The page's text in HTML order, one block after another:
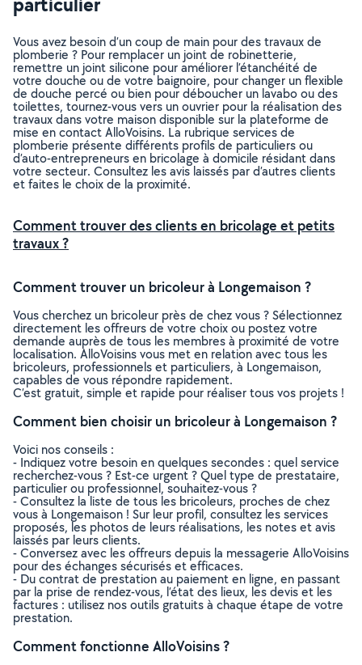
Vous avez besoin d’un coup de main pour des travaux de
plomberie ? Pour remplacer un joint de robinetterie,
remettre un joint silicone pour améliorer l’étanchéité de
votre douche ou de votre baignoire, pour changer un flexible
de douche percé ou bien pour déboucher un lavabo ou des
toilettes, tournez-vous vers un ouvrier pour la réalisation des
travaux dans votre maison disponible sur la plateforme de
mise en contact AlloVoisins. La rubrique services de
plomberie présente différents profils de particuliers ou
d’auto-entrepreneurs en bricolage à domicile résidant dans
votre secteur. Consultez les avis laissés par d’autres clients
et faites le choix de la proximité.
Comment trouver des clients en bricolage et petits
travaux ?
Comment trouver un bricoleur à Longemaison ?
Vous cherchez un bricoleur près de chez vous ? Sélectionnez
directement les offreurs de votre choix ou postez votre
demande auprès de tous les membres à proximité de votre
localisation. AlloVoisins vous met en relation avec tous les
bricoleurs, professionnels et particuliers, à Longemaison,
capables de vous répondre rapidement.
C’est gratuit, simple et rapide pour réaliser tous vos projets !
Comment bien choisir un bricoleur à Longemaison ?
Voici nos conseils :
- Indiquez votre besoin en quelques secondes : quel service
recherchez-vous ? Est-ce urgent ? Quel type de prestataire,
particulier ou professionnel, souhaitez-vous ?
- Consultez la liste de tous les bricoleurs, proches de chez
vous à Longemaison ! Sur leur profil, consultez les services
proposés, les photos de leurs réalisations, les notes et avis
laissés par leurs clients.
- Conversez avec les offreurs depuis la messagerie AlloVoisins
pour des échanges sécurisés et efficaces.
- Du contrat de prestation au paiement en ligne, en passant
par la prise de rendez-vous, l’état des lieux, les devis et les
factures : utilisez nos outils gratuits à chaque étape de votre
prestation.
Comment fonctionne AlloVoisins ?